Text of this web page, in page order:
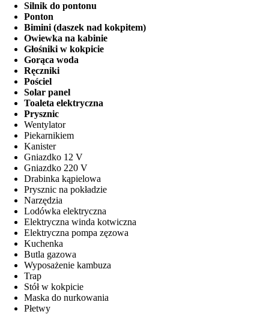
Silnik do pontonu
Ponton
Bimini (daszek nad kokpitem)
Owiewka na kabinie
Głośniki w kokpicie
Gorąca woda
Ręczniki
Pościel
Solar panel
Toaleta elektryczna
Prysznic
Wentylator
Piekarnikiem
Kanister
Gniazdko 12 V
Gniazdko 220 V
Drabinka kąpielowa
Prysznic na pokładzie
Narzędzia
Lodówka elektryczna
Elektryczna winda kotwiczna
Elektryczna pompa zęzowa
Kuchenka
Butla gazowa
Wyposażenie kambuza
Trap
Stół w kokpicie
Maska do nurkowania
Płetwy